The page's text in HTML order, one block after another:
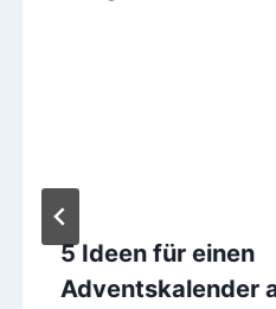
5 Ideen für einen
Adventskalender